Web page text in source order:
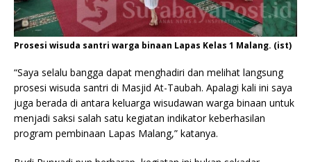
Prosesi wisuda santri warga binaan Lapas Kelas 1 Malang. (ist)
“Saya selalu bangga dapat menghadiri dan melihat langsung
prosesi wisuda santri di Masjid At-Taubah. Apalagi kali ini saya
juga berada di antara keluarga wisudawan warga binaan untuk
menjadi saksi salah satu kegiatan indikator keberhasilan
program pembinaan Lapas Malang,” katanya.